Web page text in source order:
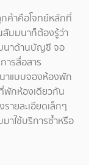
ค้าคือโจทย์หลักที่
สัมมนาก็ต้องรู้ว่า
นาด้านบัญชี จอ
ารสื่อสาร
าแบบจองห้องพัก
พักห้องเดียวกัน
ยละเอียดเล็กๆ
าใช้บริการซ้ำหรือ